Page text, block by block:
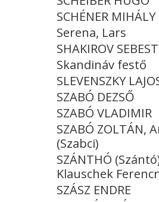
SCHÉNER MIHÁLY
Serena, Lars
SHAKIROV
Skandináv festő
SLEVENSZKY
SZABÓ DEZSŐ
SZABÓ VLADIMIR
SZABÓ ZOLTÁN,
(Szabci)
SZÁNTHÓ
Klauschek
SZÁSZ ENDRE